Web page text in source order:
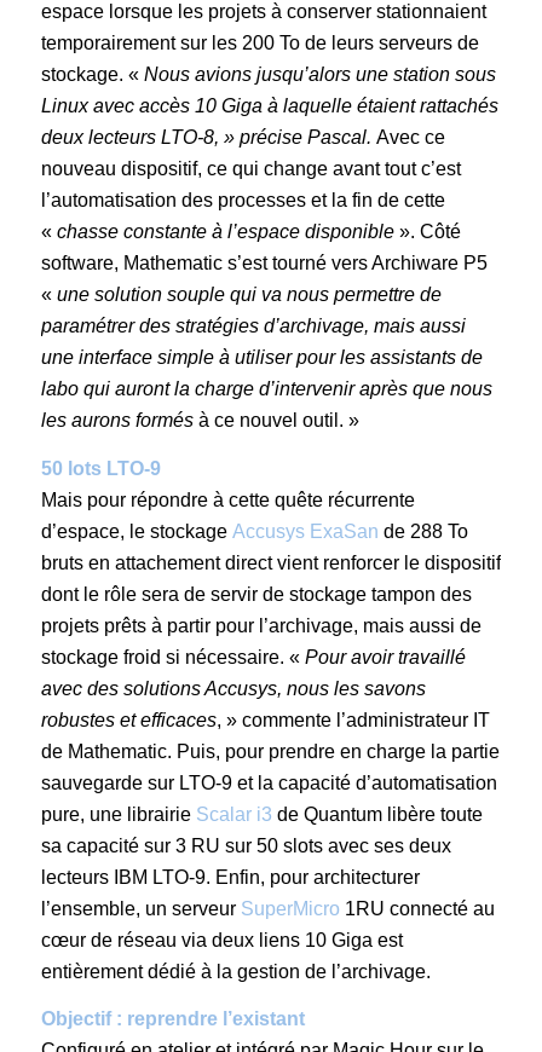
espace lorsque les projets à conserver stationnaient
temporairement sur les 200 To de leurs serveurs de
stockage. « Nous avions jusqu’alors une station sous
Linux avec accès 10 Giga à laquelle étaient rattachés
deux lecteurs LTO-8, » précise Pascal. Avec ce
nouveau dispositif, ce qui change avant tout c’est
l’automatisation des processes et la fin de cette
« chasse constante à l’espace disponible ». Côté
software, Mathematic s’est tourné vers Archiware P5
« une solution souple qui va nous permettre de
paramétrer des stratégies d’archivage, mais aussi
une interface simple à utiliser pour les assistants de
labo qui auront la charge d’intervenir après que nous
les aurons formésà ce nouvel outil. »
50 lots LTO-9
Mais pour répondre à cette quête récurrente
d’espace, le stockage Accusys ExaSan de 288 To
bruts en attachement direct vient renforcer le dispositif
dont le rôle sera de servir de stockage tampon des
projets prêts à partir pour l’archivage, mais aussi de
stockage froid si nécessaire. « Pour avoir travaillé
avec des solutions Accusys, nous les savons
robustes et efficaces, » commente l’administrateur IT
de Mathematic. Puis, pour prendre en charge la partie
sauvegarde sur LTO-9 et la capacité d’automatisation
pure, une librairie Scalar i3 de Quantum libère toute
sa capacité sur 3 RU sur 50 slots avec ses deux
lecteurs IBM LTO-9. Enfin, pour architecturer
l’ensemble, un serveur SuperMicro 1RU connecté au
cœur de réseau via deux liens 10 Giga est
entièrement dédié à la gestion de l’archivage.
Objectif : reprendre l’existant